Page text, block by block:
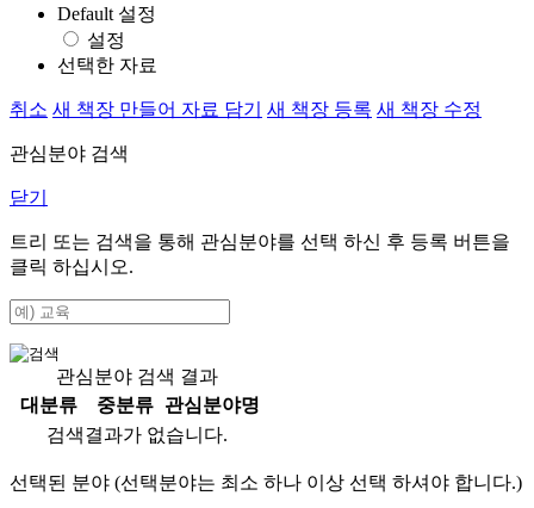
Default 설정
설정
선택한 자료
취소 새 책장 만들어 자료 담기 새 책장 등록 새 책장 수정
관심분야 검색
닫기
트리 또는 검색을 통해 관심분야를 선택 하신 후 등록 버튼을
클릭 하십시오.
관심분야 검색 결과
대분류
중분류
관심분야명
검색결과가 없습니다.
선택된 분야 (선택분야는 최소 하나 이상 선택 하셔야 합니다.)